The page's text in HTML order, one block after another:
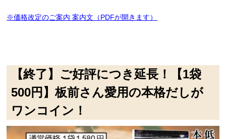
※価格改定のご案内 案内文（PDFが開きます）
【終了】ご好評につき延長！【1袋
500円】板前さん愛用の本格だしが
ワンコイン！